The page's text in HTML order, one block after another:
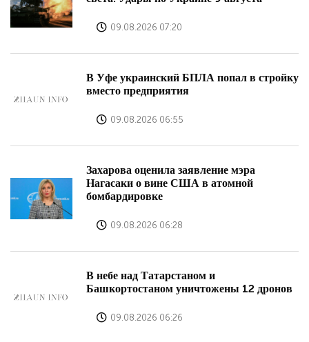
09.08.2026 07:20
В Уфе украинский БПЛА попал в стройку
вместо предприятия
09.08.2026 06:55
Захарова оценила заявление мэра
Нагасаки о вине США в атомной
бомбардировке
09.08.2026 06:28
В небе над Татарстаном и
Башкортостаном уничтожены 12 дронов
09.08.2026 06:26